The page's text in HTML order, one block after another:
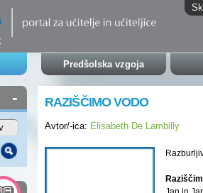
Predšolska vzgoja
- RAZIŠČIMO VODO
Avtor/-ica: Elisabeth De Lambilly